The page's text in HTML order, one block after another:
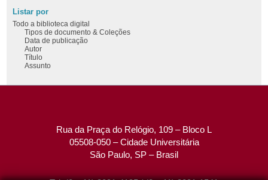
Listar por
Todo a biblioteca digital
Tipos de documento & Coleções
Data de publicação
Autor
Título
Assunto
Rua da Praça do Relógio, 109 – Bloco L
05508-050 – Cidade Universitária
São Paulo, SP – Brasil